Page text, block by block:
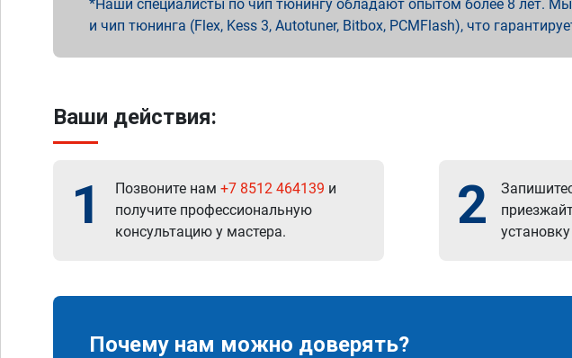
Наши специалисты по чип тюнингу обладают опытом более 8 лет.
и чип тюнинга (Flex, Kess 3, Autotuner, Bitbox, PCMFlash), что
Ваши действия:
1 Позвоните нам +7 8512 464139 и
получите профессиональную
консультацию у мастера.
2
Почему нам можно доверять?